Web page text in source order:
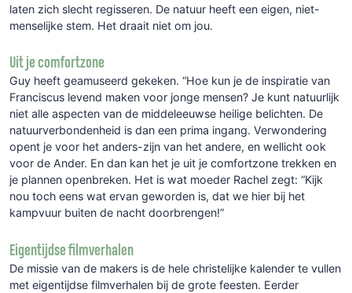
laten zich slecht regisseren. De natuur heeft een eigen, niet-
menselijke stem. Het draait niet om jou.
Uit je comfortzone
Guy heeft geamuseerd gekeken. “Hoe kun je de inspiratie van
Franciscus levend maken voor jonge mensen? Je kunt natuurlijk
niet alle aspecten van de middeleeuwse heilige belichten. De
natuurverbondenheid is dan een prima ingang. Verwondering
opent je voor het anders-zijn van het andere, en wellicht ook
voor de Ander. En dan kan het je uit je comfortzone trekken en
je plannen openbreken. Het is wat moeder Rachel zegt: “Kijk
nou toch eens wat ervan geworden is, dat we hier bij het
kampvuur buiten de nacht doorbrengen!”
Eigentijdse filmverhalen
De missie van de makers is de hele christelijke kalender te vullen
met eigentijdse filmverhalen bij de grote feesten. Eerder